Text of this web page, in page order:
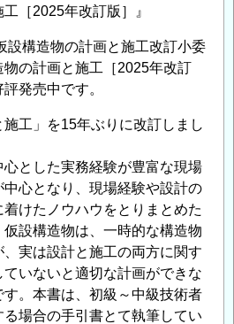
［2025年改訂版］』
設構造物の計画と施工改訂小委
物の計画と施工［2025年改訂
発売中です。
施工」を15年ぶりに改訂しまし
とした実務経験が豊富な現場
心となり、現場経験や設計の
けたノウハウをとりまとめた
設構造物は、一時的な構造物
実は設計と施工の両方に関す
いないと適切な計画ができな
。本書は、初級～中級技術者
場合の手引書とて執筆してい